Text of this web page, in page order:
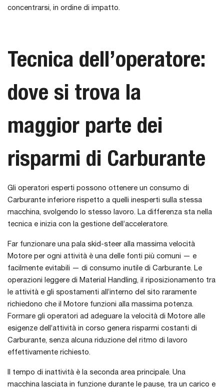
concentrarsi, in ordine di impatto.
Tecnica dell’operatore:
dove si trova la
maggior parte dei
risparmi di Carburante
Gli operatori esperti possono ottenere un consumo di
Carburante inferiore rispetto a quelli inesperti sulla stessa
macchina, svolgendo lo stesso lavoro. La differenza sta nella
tecnica e inizia con la gestione dell’acceleratore.
Far funzionare una pala skid-steer alla massima velocità
Motore per ogni attività è una delle fonti più comuni — e
facilmente evitabili — di consumo inutile di Carburante. Le
operazioni leggere di Material Handling, il riposizionamento tra
le attività e gli spostamenti all’interno del sito raramente
richiedono che il Motore funzioni alla massima potenza.
Formare gli operatori ad adeguare la velocità di Motore alle
esigenze dell’attività in corso genera risparmi costanti di
Carburante, senza alcuna riduzione del ritmo di lavoro
effettivamente richiesto.
Il tempo di inattività è la seconda area principale. Una
macchina lasciata in funzione durante le pause, tra un carico e